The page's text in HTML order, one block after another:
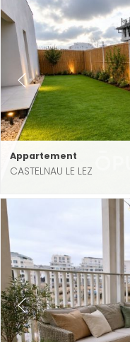
Appartement
CASTELNAU LE LEZ